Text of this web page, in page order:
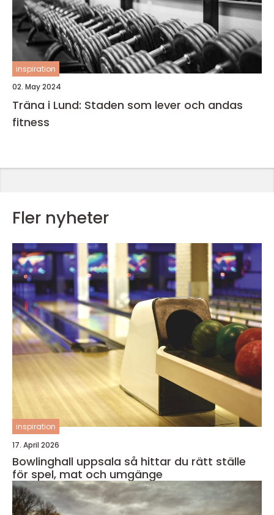
inspiration
02. May 2024
Träna i Lund: Staden som lever och andas
fitness
Fler nyheter
inspiration
17. April 2026
Bowlinghall uppsala så hittar du rätt ställe
för spel, mat och umgänge